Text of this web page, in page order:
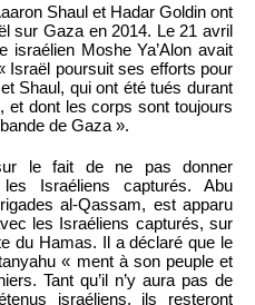
Shaul et Hadar Goldin ont
sur Gaza en 2014. Le 21 avril
israélien Moshe Ya’Alon avait
Israël poursuit ses efforts pour
Shaul, qui ont été tués durant
et dont les corps sont toujours
de Gaza ».
le fait de ne pas donner
les Israéliens capturés. Abu
al-Qassam, est apparu
les Israéliens capturés, sur
du Hamas. Il a déclaré que le
« ment à son peuple et
Tant qu’il n’y aura pas de
israéliens, ils resteront